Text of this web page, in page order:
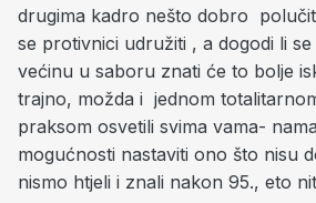
drugima kadro nešto dobro
se protivnici udružiti , a dogodi li
većinu u saboru znati će to bolje
trajno, možda i jednom
praksom osvetili svima vama-
mogućnosti nastaviti ono što nisu
nismo htjeli i znali nakon 95., eto